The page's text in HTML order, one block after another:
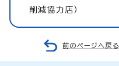
削減協力店）
前のページへ戻る